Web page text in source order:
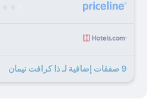
9 صفقات إضافية لـ ذا كرافت نيمان